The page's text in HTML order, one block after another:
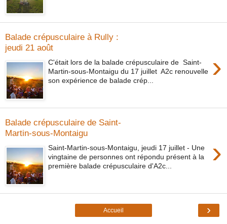
Balade crépusculaire à Rully :
jeudi 21 août
›
C'était lors de la balade crépusculaire de Saint-
Martin-sous-Montaigu du 17 juillet A2c renouvelle
son expérience de balade crép...
Balade crépusculaire de Saint-
Martin-sous-Montaigu
›
Saint-Martin-sous-Montaigu, jeudi 17 juillet - Une
vingtaine de personnes ont répondu présent à la
première balade crépusculaire d'A2c...
›
Accueil